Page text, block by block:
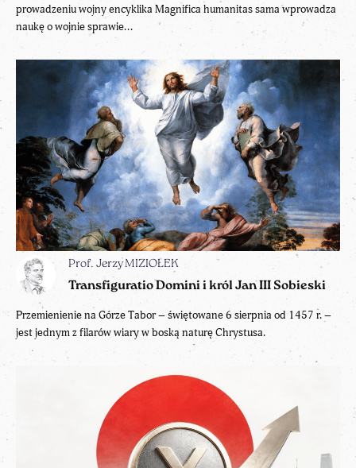
prowadzeniu wojny encyklika Magnifica humanitas sama wprowadza
naukę o wojnie sprawie...
Prof. Jerzy MIZIOŁEK
Transfiguratio Domini i król Jan III Sobieski
Przemienienie na Górze Tabor – świętowane 6 sierpnia od 1457 r. –
jest jednym z filarów wiary w boską naturę Chrystusa.